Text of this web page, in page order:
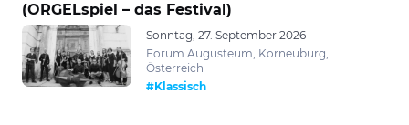
(ORGELspiel – das Festival)
Sonntag, 27. September 2026
Forum Augusteum, Korneuburg,
Österreich
#Klassisch